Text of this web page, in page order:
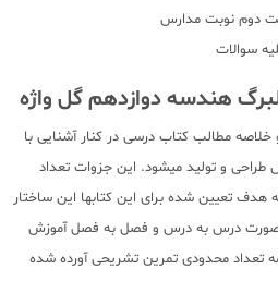
هندسه دوازدهم گل واژه
مطالب کتاب درسی در کنار آشنایی با
و تولید میشود. این جزوات تعداد
هدف تعیین شده برای این کتابها این ساختار
صورت درس به درس و فصل به فصل آموزش
تعداد محدودی تمرین تشریحی آورده شده